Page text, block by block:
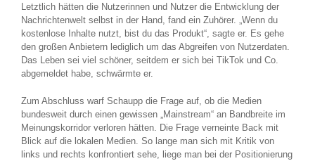
Letztlich hätten die Nutzerinnen und Nutzer die Entwicklung der
Nachrichtenwelt selbst in der Hand, fand ein Zuhörer. „Wenn du
kostenlose Inhalte nutzt, bist du das Produkt“, sagte er. Es gehe
den großen Anbietern lediglich um das Abgreifen von Nutzerdaten.
Das Leben sei viel schöner, seitdem er sich bei TikTok und Co.
abgemeldet habe, schwärmte er.
Zum Abschluss warf Schaupp die Frage auf, ob die Medien
bundesweit durch einen gewissen „Mainstream“ an Bandbreite im
Meinungskorridor verloren hätten. Die Frage verneinte Back mit
Blick auf die lokalen Medien. So lange man sich mit Kritik von
links und rechts konfrontiert sehe, liege man bei der Positionierung